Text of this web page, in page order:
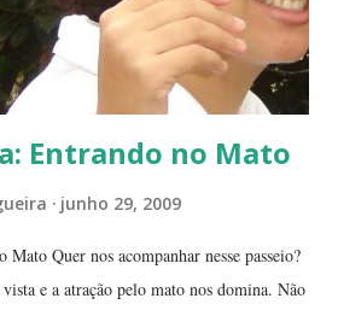
Entrando no Mato
junho 29, 2009
Quer nos acompanhar nesse passeio?
e a atração pelo mato nos domina. Não